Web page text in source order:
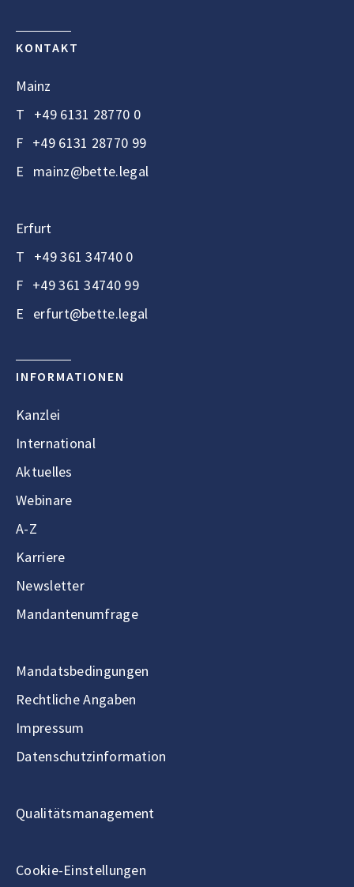
KONTAKT
Mainz
T +49 6131 28770 0
F +49 6131 28770 99
E mainz@bette.legal
Erfurt
T +49 361 34740 0
F +49 361 34740 99
E erfurt@bette.legal
INFORMATIONEN
Kanzlei
International
Aktuelles
Webinare
A-Z
Karriere
Newsletter
Mandantenumfrage
Mandatsbedingungen
Rechtliche Angaben
Impressum
Datenschutzinformation
Qualitätsmanagement
Cookie-Einstellungen